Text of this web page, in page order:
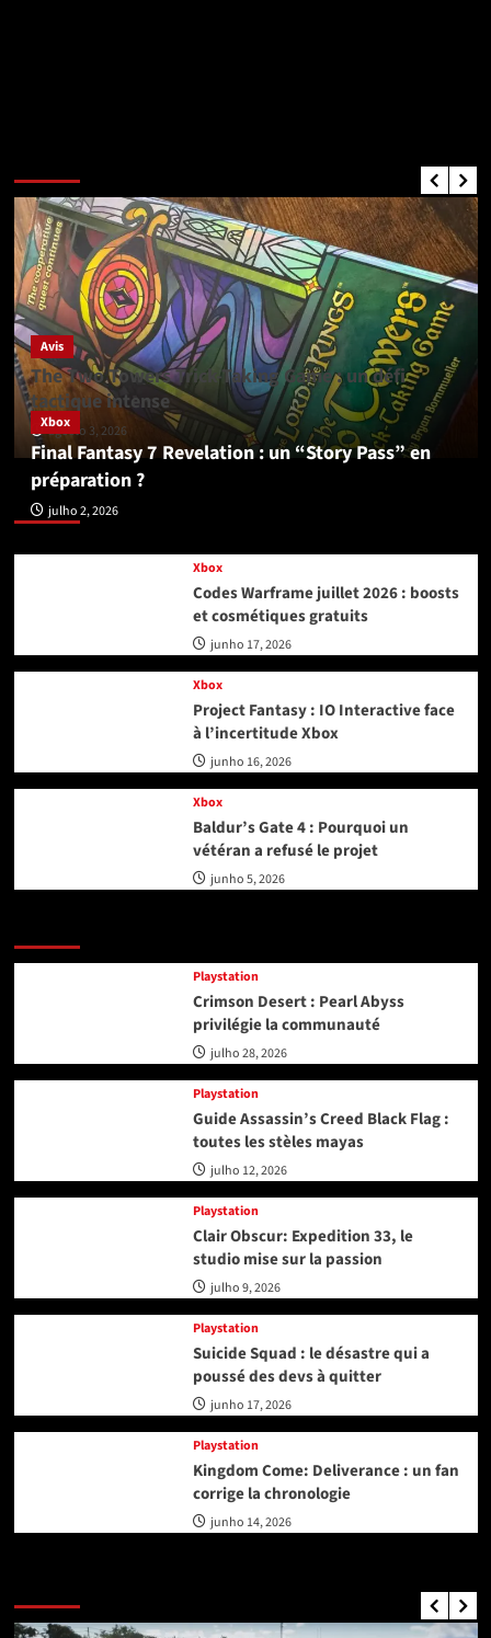
Avis
The Two Towers Trick-Taking Game : un défi
tactique intense
agosto 3, 2026
Xbox
Xbox
Final Fantasy 7 Revelation : un “Story Pass” en
préparation ?
julho 2, 2026
Xbox
Codes Warframe juillet 2026 : boosts
et cosmétiques gratuits
junho 17, 2026
Xbox
Project Fantasy : IO Interactive face
à l’incertitude Xbox
junho 16, 2026
Xbox
Baldur’s Gate 4 : Pourquoi un
vétéran a refusé le projet
junho 5, 2026
Playstation
Crimson Desert : Pearl Abyss
privilégie la communauté
julho 28, 2026
Playstation
Guide Assassin’s Creed Black Flag :
toutes les stèles mayas
julho 12, 2026
Playstation
Clair Obscur: Expedition 33, le
studio mise sur la passion
julho 9, 2026
Playstation
Suicide Squad : le désastre qui a
poussé des devs à quitter
junho 17, 2026
Playstation
Kingdom Come: Deliverance : un fan
corrige la chronologie
junho 14, 2026